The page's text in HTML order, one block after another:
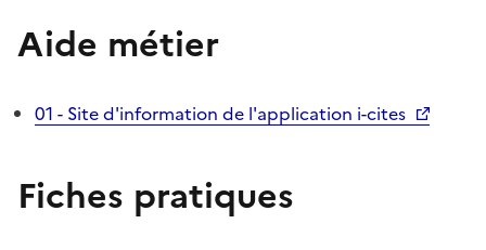
Aide métier
01 - Site d'information de l'application i-cites
Fiches pratiques